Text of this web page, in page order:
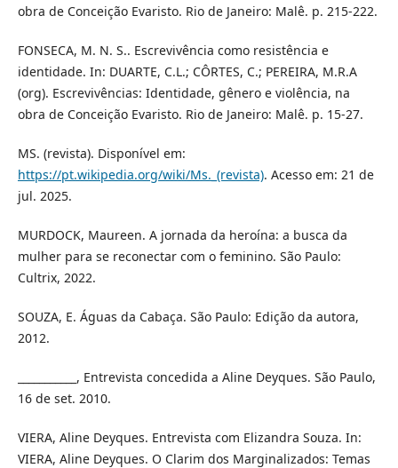
obra de Conceição Evaristo. Rio de Janeiro: Malê. p. 215-222.
FONSECA, M. N. S.. Escrevivência como resistência e
identidade. In: DUARTE, C.L.; CÔRTES, C.; PEREIRA, M.R.A
(org). Escrevivências: Identidade, gênero e violência, na
obra de Conceição Evaristo. Rio de Janeiro: Malê. p. 15-27.
MS. (revista). Disponível em:
https://pt.wikipedia.org/wiki/Ms._(revista). Acesso em: 21 de
jul. 2025.
MURDOCK, Maureen. A jornada da heroína: a busca da
mulher para se reconectar com o feminino. São Paulo:
Cultrix, 2022.
SOUZA, E. Águas da Cabaça. São Paulo: Edição da autora,
2012.
___________, Entrevista concedida a Aline Deyques. São Paulo,
16 de set. 2010.
VIERA, Aline Deyques. Entrevista com Elizandra Souza. In:
VIERA, Aline Deyques. O Clarim dos Marginalizados: Temas